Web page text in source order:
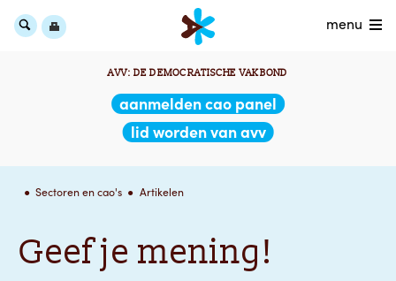
aanmelden cao panel
lid worden van avv
menu
AVV: DE DEMOCRATISCHE VAKBOND
Sectoren en cao's Artikelen
Geef je mening!